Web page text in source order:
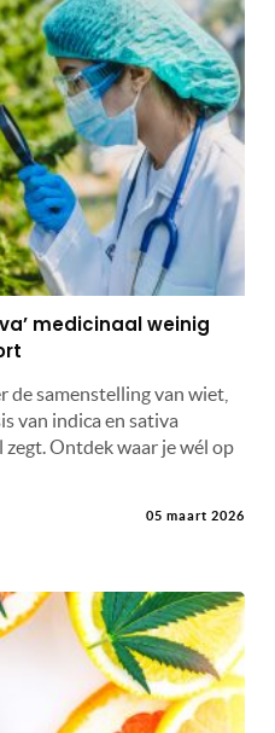
medicinaal weinig
de samenstelling van wiet,
van indica en sativa
zegt. Ontdek waar je wél op
05 maart 2026